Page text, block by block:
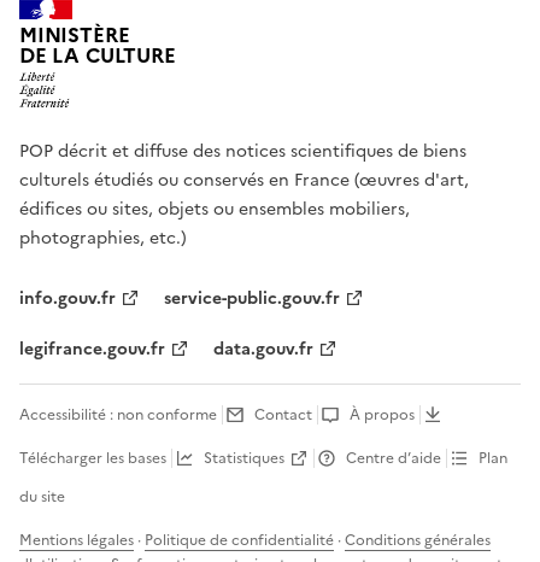
MINISTÈRE
DE LA CULTURE
POP décrit et diffuse des notices scientifiques de biens
culturels étudiés ou conservés en France (œuvres d'art,
édifices ou sites, objets ou ensembles mobiliers,
photographies, etc.)
info.gouv.fr
service-public.gouv.fr
legifrance.gouv.fr
data.gouv.fr
Accessibilité : non conforme Contact
À propos
Télécharger les bases
Statistiques Centre d’aide
Plan
du site
Mentions légales · Politique de confidentialité ·Conditions générales